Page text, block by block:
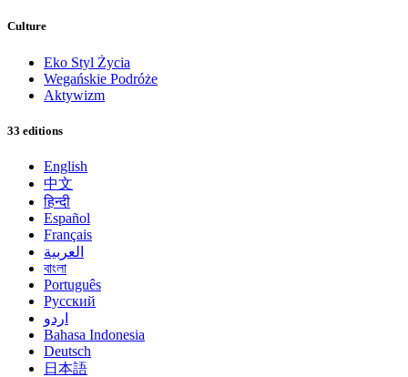
Culture
Eko Styl Życia
Wegańskie Podróże
Aktywizm
33 editions
English
中文
हिन्दी
Español
Français
العربية
বাংলা
Português
Русский
اردو
Bahasa Indonesia
Deutsch
日本語